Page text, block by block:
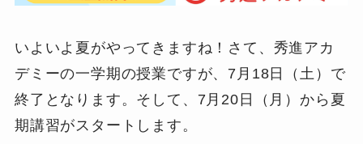
いよいよ夏がやってきますね！さて、秀進アカ
デミーの一学期の授業ですが、7月18日（土）で
終了となります。そして、7月20日（月）から夏
期講習がスタートします。